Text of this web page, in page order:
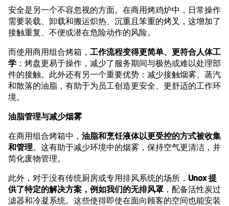
安全是另一个不容忽视的方面。在商用烤鸡炉中，日常操作
需要装载、卸载和搬运炽热、沉重且笨重的烤叉，这增加了
接触重复、不便或潜在危险动作的风险。
而使用商用组合烤箱， 工作流程变得更简单、更符合人体工
学 ：烤盘更易于操作，减少了服务期间与极热或难以处理部
件的接触。此外还有另一个重要优势：减少接触烟雾、蒸汽
和散落的油脂，有助于为员工创造更安全、更舒适的工作环
境。
油脂管理与减少烟雾
在商用组合烤箱中， 油脂和烹饪液体以更受控的方式被收集
和管理。这有助于减少环境中的烟雾，保持空气更清洁，并
简化废物管理。
此外，对于没有传统厨房或专用排风系统的场所， Unox 提
供了特定的解决方案，例如我们的无排风罩 ，配备活性炭过
滤器和冷凝系统。这些使得即使在面向顾客的空间也能安装